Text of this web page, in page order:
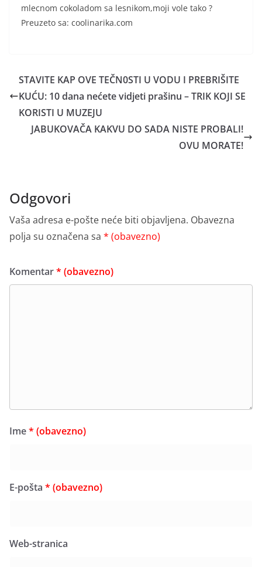
mlecnom cokoladom sa lesnikom,moji vole tako ?
Preuzeto sa: coolinarika.com
STAVITE KAP OVE TEČN0STI U VODU I PREBRIŠITE
KUĆU: 10 dana nećete vidjeti prašinu – TRIK KOJI SE
KORISTI U MUZEJU
JABUKOVAČA KAKVU DO SADA NISTE PROBALI!
OVU MORATE!
Odgovori
Vaša adresa e-pošte neće biti objavljena. Obavezna
polja su označena sa * (obavezno)
Komentar* (obavezno)
Ime* (obavezno)
E-pošta * (obavezno)
Web-stranica